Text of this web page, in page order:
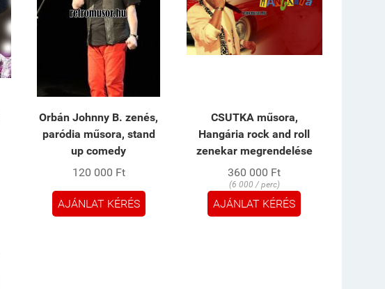
Orbán Johnny B. zenés,
paródia műsora, stand
up comedy
120 000 Ft
AJÁNLAT KÉRÉS
CSUTKA műsora,
Hangária rock and roll
zenekar megrendelése
360 000 Ft
(6 000 / perc)
AJÁNLAT KÉRÉS